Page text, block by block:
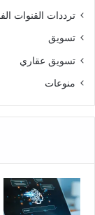
ترددات القنوات
تسويق
تسويق عقاري
منوعات